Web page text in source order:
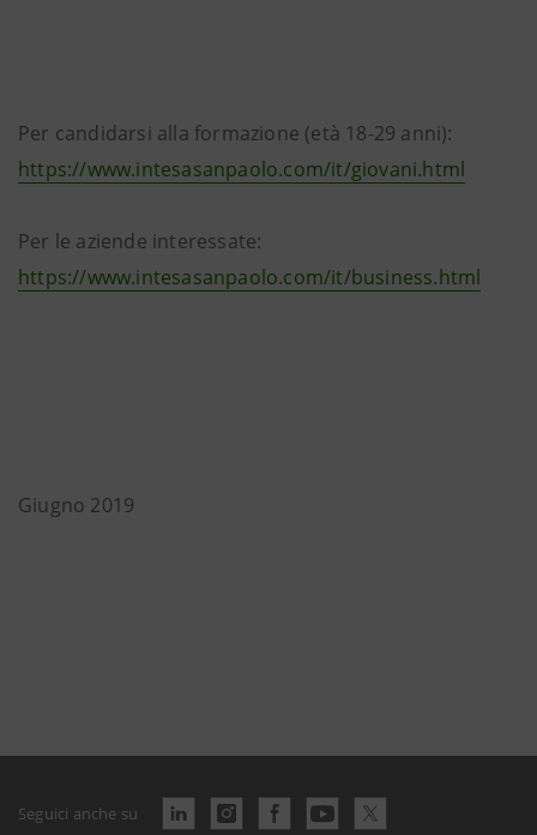
Per candidarsi alla formazione (età 18-29 anni):
https://www.intesasanpaolo.com/it/giovani.html
Per le aziende interessate:
https://www.intesasanpaolo.com/it/business.html
Giugno 2019
Seguici anche su